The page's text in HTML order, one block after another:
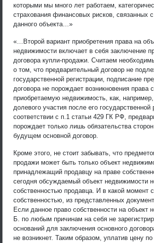
которыми мы много лет работаем,
страхования финансовых рисков, связанных
данного объекта…»
«…Второй вариант приобретения права на
недвижимости включает в себя заключение
договора купли-продажи. Считаем
о том, что предварительный договор не
государственной регистрации, подписание
договора не порождает возникновения права
приобретаемую недвижимость, как,
долевого участия после его государственной
соответствии с п.1 статьи 429 ГК РФ,
порождает только лишь обязательства
будущем основной договор.
Кроме этого, не стоит забывать, что
продажи может быть только объект
принадлежащий продавцу на праве
сегодня обсуждаемый объект недвижимости
собственностью продавца. И в какой момент
собственностью, из представленных
Если данное право собственности на объект
Б. по любым причинам на себя не
оснований для заключения основного
не возникнет. Таким образом, уплатив цену по